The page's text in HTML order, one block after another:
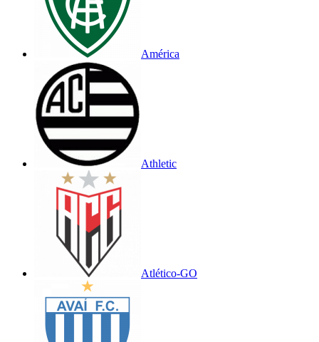
América
Athletic
Atlético-GO